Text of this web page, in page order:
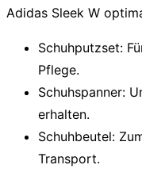
Adidas Sleek W
Schuhputzset:
Pflege.
Schuhspanner:
erhalten.
Schuhbeutel:
Transport.